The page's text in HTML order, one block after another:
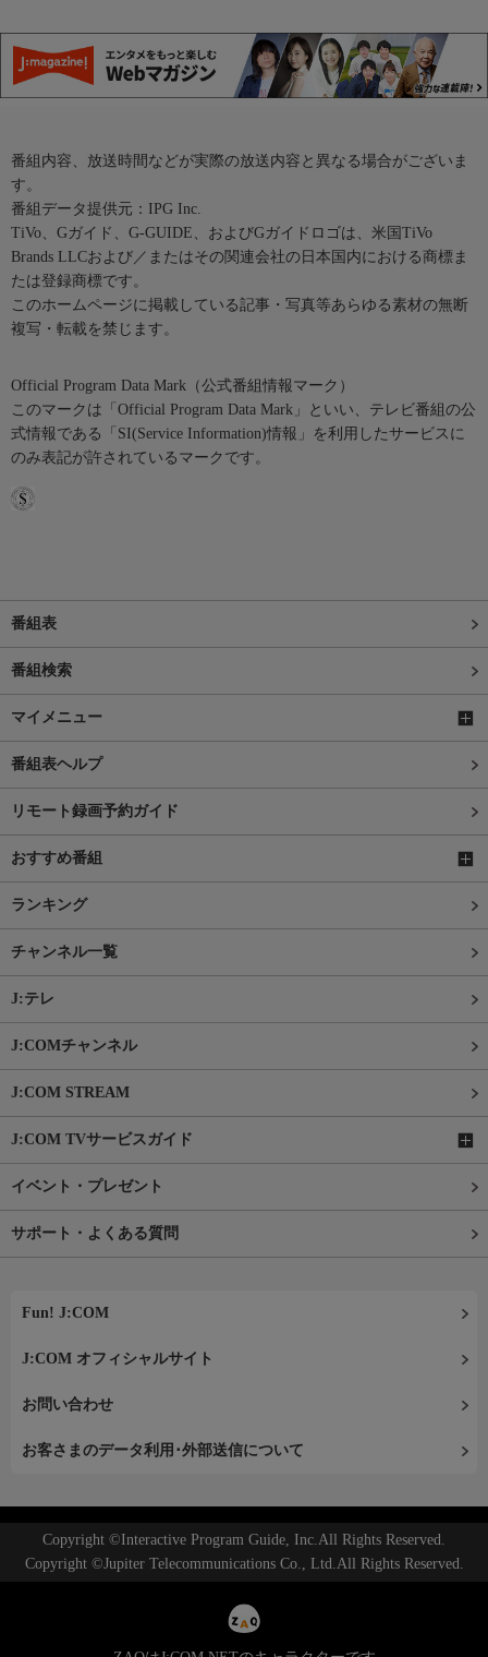
番組内容、放送時間などが実際の放送内容と異なる場合がございま
す。
番組データ提供元：IPG Inc.
TiVo、Gガイド、G-GUIDE、およびGガイドロゴは、米国TiVo
Brands LLCおよび／またはその関連会社の日本国内における商標ま
たは登録商標です。
このホームページに掲載している記事・写真等あらゆる素材の無断
複写・転載を禁じます。
Official Program Data Mark（公式番組情報マーク）
このマークは「Official Program Data Mark」といい、テレビ番組の公
式情報である「SI(Service Information)情報」を利用したサービスに
のみ表記が許されているマークです。
番組表
番組検索
マイメニュー
番組表ヘルプ
リモート録画予約ガイド
おすすめ番組
ランキング
チャンネル一覧
J:テレ
J:COMチャンネル
J:COM STREAM
J:COM TVサービスガイド
イベント・プレゼント
サポート・よくある質問
Fun! J:COM
J:COM オフィシャルサイト
お問い合わせ
お客さまのデータ利用･外部送信について
Copyright ©Interactive Program Guide, Inc.All Rights Reserved.
Copyright ©Jupiter Telecommunications Co., Ltd.All Rights Reserved.